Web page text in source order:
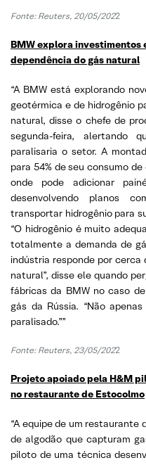
Fonte: Reuters, 20/05/2022
BMW explora investimentos
dependência do gás natural
“A BMW está explorando
geotérmica e de hidrogênio
natural, disse o chefe de
segunda-feira, alertando
paralisaria o setor. A
para 54% de seu consumo
onde pode adicionar
desenvolvendo planos
transportar hidrogênio para
“O hidrogênio é muito
totalmente a demanda de
indústria responde por cerca
natural”, disse ele quando
fábricas da BMW no caso
gás da Rússia. “Não
paralisado.””
Fonte: Reuters, 23/05/2022
Projeto apoiado pela H&M
no restaurante de Estocolmo
“A equipe de um
de algodão que capturam
piloto de uma técnica